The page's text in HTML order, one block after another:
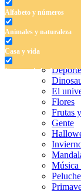
Alfabeto y números
Animales y naturaleza
Casa y vida
Cuentos de hadas y
Frutas y vegetales
Dibujos para
Libros para
Deporte
El
Flores
Frutas
Gente
Música